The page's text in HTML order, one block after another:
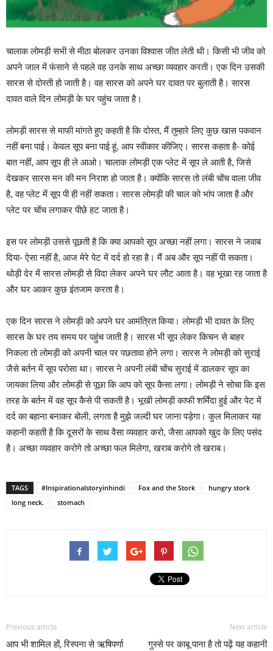
चालाक लोमड़ी सभी से मीठा बोलकर उनका विश्वास जीत लेती थी। किसी भी जीव को
अपने जाल में फंसाने से पहले वह उनके साथ अच्छा व्यवहार करती। एक दिन उसकी
सारस से दोस्ती हो जाती है। वह सारस को अपने घर दावत पर बुलाती है। सारस
दावत वाले दिन लोमड़ी के घर पहुंच जाता है।
लोमड़ी सारस से माफी मांगते हुए कहती है कि दोस्त, मैं तुम्हारे लिए कुछ खास पकवान
नहीं बना पाई। केवल सूप बना पाई हूं, आप स्वीकार कीजिए। सारस कहता है- कोई
बात नहीं, आप सूप ही ले आओ। चालाक लोमड़ी एक प्लेट में सूप ले आती है, जिसे
देखकर सारस मन की मन निराश हो जाता है। क्योंकि सारस तो लंबी चोंच वाला जीव
है, वह प्लेट में सूप पी ही नहीं सकता। सारस लोमड़ी की चाल को भांप जाता है और
प्लेट पर चोंच लगाकर पीछे हट जाता है।
इस पर लोमड़ी उससे पूछती है कि क्या आपको सूप अच्छा नहीं लगा। सारस ने जवाब
दिया- ऐसा नहीं है, आज मेरे पेट में दर्द हो रहा है। मैं अब और सूप नहीं पी सकता।
थोड़ी देर में सारस लोमड़ी से विदा लेकर अपने घर लौट आता है। वह भूखा रह जाता है
और घर आकर कुछ इंतजाम करता है।
एक दिन सारस ने लोमड़ी को अपने घर आमंत्रित किया। लोमड़ी भी दावत के लिए
सारस के घर तय समय पर पहुंच जाती है। सारस भी सूप लेकर किचन से बाहर
निकला तो लोमड़ी को अपनी चाल पर पछतावा होने लगा। सारस ने लोमड़ी को सुराई
जैसे बर्तन में सूप परोसा था। सारस ने अपनी लंबी चोंच सुराई में डालकर सूप का
जायका लिया और लोमड़ी से पूछा कि आप को सूप कैसा लगा। लोमड़ी ने सोचा कि इस
तरह के बर्तन में वह सूप कैसे पी सकती है। भूखी लोमड़ी काफी शर्मिंदा हुई और पेट में
दर्द का बहाना बनाकर बोली, लगता है मुझे जल्दी घर जाना पड़ेगा। कुल मिलाकर यह
कहानी कहती है कि दूसरों के साथ वैसा व्यवहार करो, जैसा आपको खुद के लिए पसंद
है। अच्छा व्यवहार करोगे तो अच्छा फल मिलेगा, खराब करोगे तो खराब।
TAGS #Inspirationalstoryinhindi Fox and the Stork
hungry stork
long neck.
stomach
Previous article
आप भी शामिल हों, रिस्पना से ऋषिपर्णा
Next article
गुस्से पर काबू पाना है तो पढ़ें यह कहानी